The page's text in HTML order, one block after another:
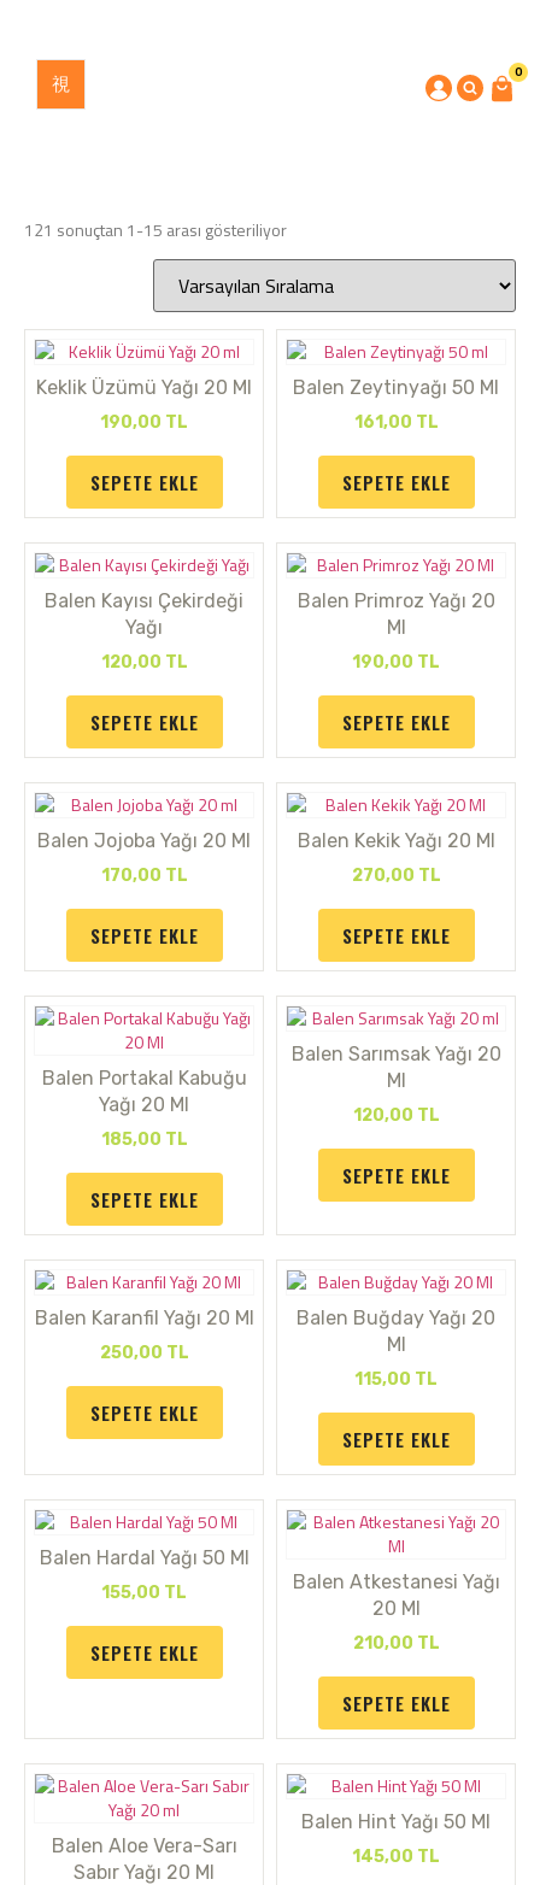
0
121 sonuçtan 1-15 arası gösteriliyor
Keklik Üzümü Yağı 20 Ml
190,00 TL
SEPETE EKLE
Balen Zeytinyağı 50 Ml
161,00 TL
SEPETE EKLE
Balen Kayısı Çekirdeği
Yağı
120,00 TL
SEPETE EKLE
Balen Primroz Yağı 20
Ml
190,00 TL
SEPETE EKLE
Balen Jojoba Yağı 20 Ml
170,00 TL
SEPETE EKLE
Balen Kekik Yağı 20 Ml
270,00 TL
SEPETE EKLE
Balen Portakal Kabuğu
Yağı 20 Ml
185,00 TL
SEPETE EKLE
Balen Sarımsak Yağı 20
Ml
120,00 TL
SEPETE EKLE
Balen Karanfil Yağı 20 Ml
250,00 TL
SEPETE EKLE
Balen Buğday Yağı 20
Ml
115,00 TL
SEPETE EKLE
Balen Hardal Yağı 50 Ml
155,00 TL
SEPETE EKLE
Balen Atkestanesi Yağı
20 Ml
210,00 TL
SEPETE EKLE
Balen Aloe Vera-Sarı
Sabır Yağı 20 Ml
Balen Hint Yağı 50 Ml
145,00 TL